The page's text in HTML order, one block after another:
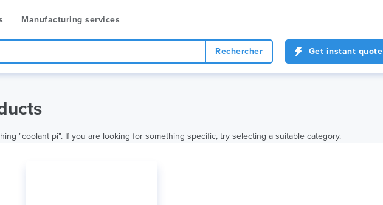
Manufacturing services
Rechercher Get instant quote
"coolant pi". If you are looking for something specific, try selecting a suitable category.